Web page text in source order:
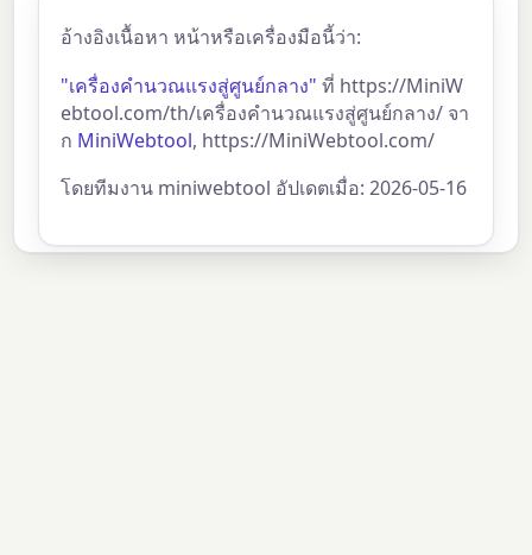
อ้างอิงเนื้อหา หน้าหรือเครื่องมือนี้ว่า:
"เครื่องคำนวณแรงสู่ศูนย์กลาง" ที่ https://MiniW
ebtool.com/th/เครื่องคำนวณแรงสู่ศูนย์กลาง/ จา
ก MiniWebtool, https://MiniWebtool.com/
โดยทีมงาน miniwebtool อัปเดตเมื่อ: 2026-05-16